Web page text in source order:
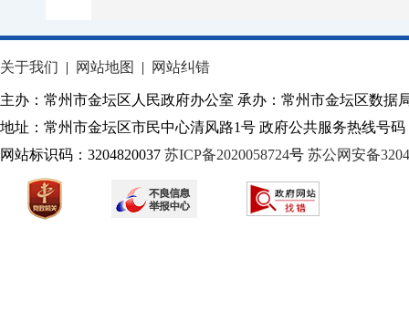
关于我们 | 网站地图 | 网站纠错
主办：常州市金坛区人民政府办公室 承办：常州市金坛区数据
地址：常州市金坛区市民中心清风路1号 政府公共服务热线号码
网站标识码：3204820037 苏ICP备2020058724号 苏公网安备